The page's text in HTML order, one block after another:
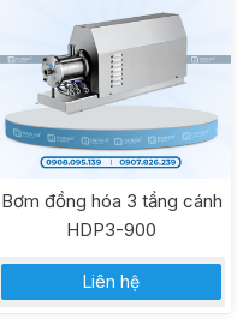
Bơm đồng hóa 3 tầng cánh
HDP3-900
Liên hệ